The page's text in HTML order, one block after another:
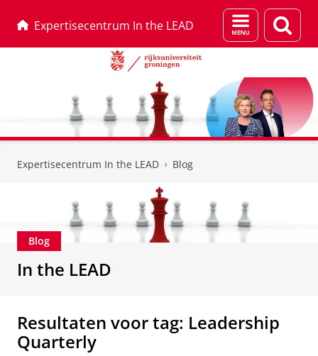
Expertisecentrum In the LEAD
Menu
en
Expertisecentrum In the LEAD Blog
Blog
In the LEAD
Resultaten voor tag: Leadership
Quarterly